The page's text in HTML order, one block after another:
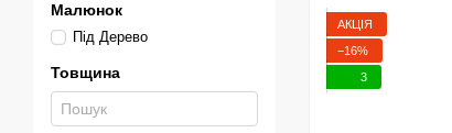
АКЦІЯ
−16%
3
Малюнок
Під Дерево
Товщина